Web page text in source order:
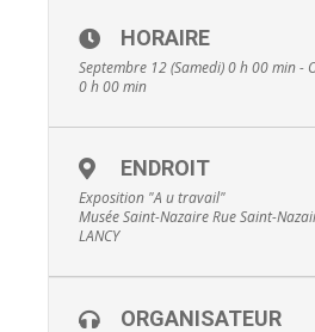
HORAIRE
Septembre 12 (Samedi) 0 h 00 min -
0 h 00 min
ENDROIT
Exposition "A u travail"
Musée Saint-Nazaire Rue Saint-
LANCY
ORGANISATEUR